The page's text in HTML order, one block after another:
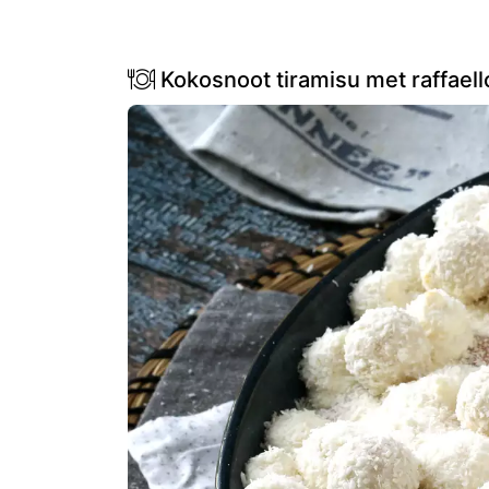
Kokosnoot tiramisu met